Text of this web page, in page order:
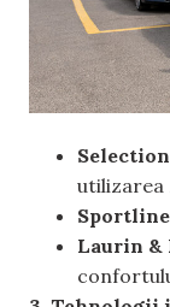
Selection
utilizarea
Sportline
Laurin &